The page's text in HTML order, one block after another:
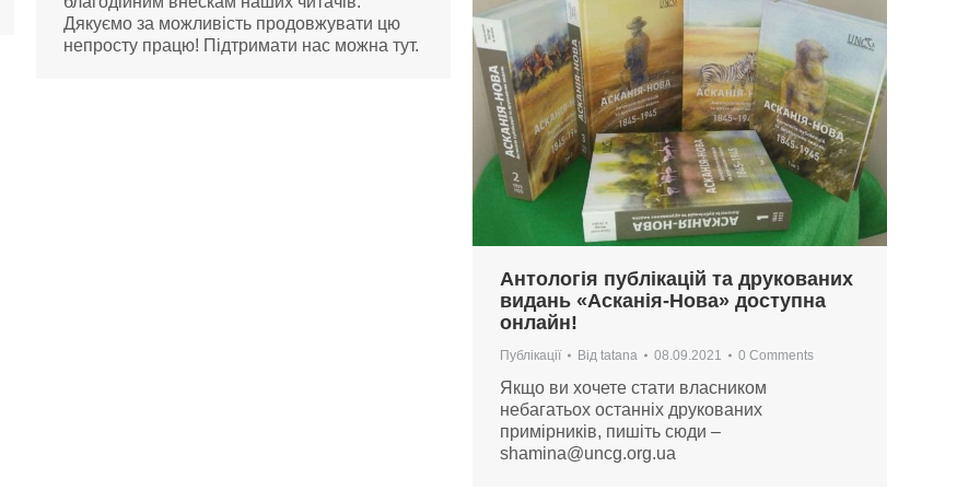
Дякуємо за можливість продовжувати цю
непросту працю! Підтримати нас можна тут.
Антологія публікацій та друкованих
видань «Асканія-Нова» доступна
онлайн!
Публікації Від tatana 08.09.2021 0 Comments
Якщо ви хочете стати власником
небагатьох останніх друкованих
примірників, пишіть сюди –
shamina@uncg.org.ua